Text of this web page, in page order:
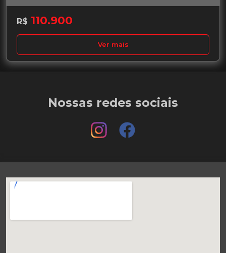
R$ 110.900
Ver mais
Nossas redes sociais